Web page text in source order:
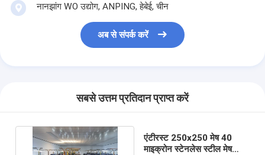
नानझांग WO उद्योग, ANPING, हेबेई, चीन
अब से संपर्क करें
सबसे उत्तम प्रतिदान प्राप्त करें
एंटीरस्ट 250x250 मेष 40
माइक्रोन स्टेनलेस स्टील मेष